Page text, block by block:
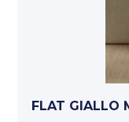
FLAT GIALLO